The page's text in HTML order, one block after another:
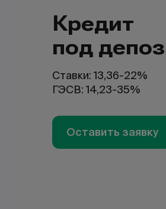
Кредит
под
Ставки: 13,36-22%
ГЭСВ: 14,23-35%
Оставить заявку